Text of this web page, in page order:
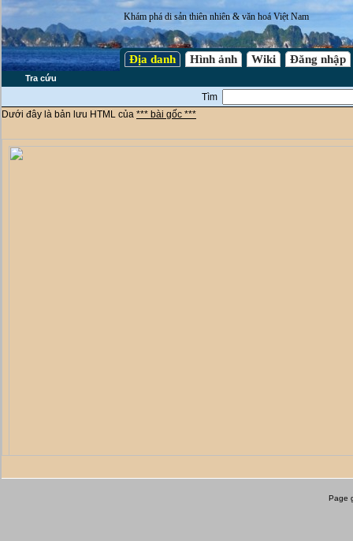
Khám phá di sản thiên nhiên & văn hoá Việt Nam
Địa danh Hình ảnh Wiki Đăng nhập
Tra cứu
Tìm
Dưới đây là bản lưu HTML của *** bài gốc ***
Page